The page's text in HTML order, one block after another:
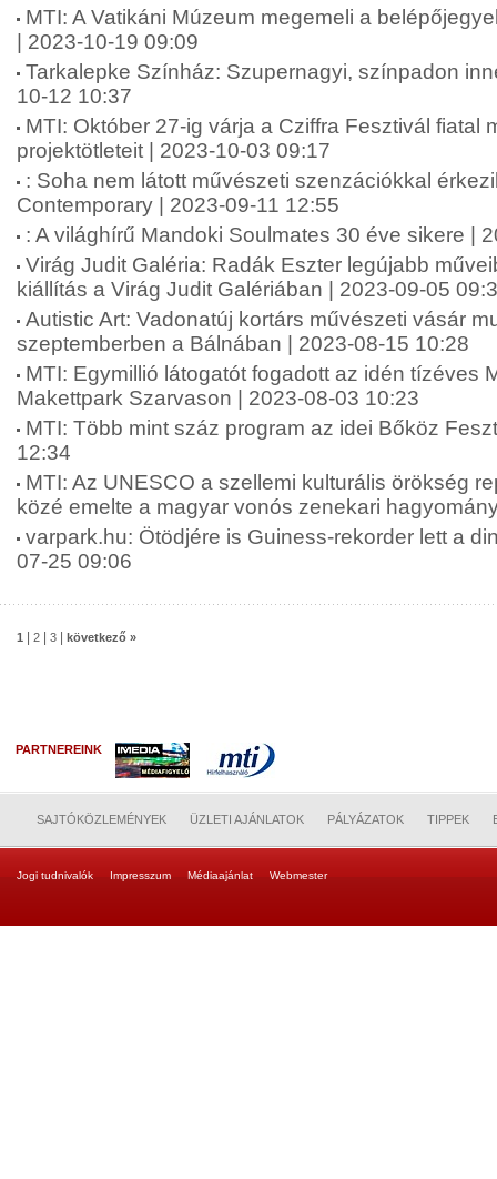
MTI: A Vatikáni Múzeum megemeli a
| 2023-10-19 09:09
Tarkalepke Színház: Szupernagyi, színpadon
10-12 10:37
MTI: Október 27-ig várja a Cziffra Fesztivál fiatal
projektötleteit | 2023-10-03 09:17
: Soha nem látott művészeti szenzációkkal
Contemporary | 2023-09-11 12:55
: A világhírű Mandoki Soulmates 30 éve sikere |
Virág Judit Galéria: Radák Eszter legújabb
kiállítás a Virág Judit Galériában | 2023-09-05
Autistic Art: Vadonatúj kortárs művészeti vásár
szeptemberben a Bálnában | 2023-08-15 10:28
MTI: Egymillió látogatót fogadott az idén tízéves
Makettpark Szarvason | 2023-08-03 10:23
MTI: Több mint száz program az idei Bőköz
12:34
MTI: Az UNESCO a szellemi kulturális örökség
közé emelte a magyar vonós zenekari
varpark.hu: Ötödjére is Guiness-rekorder lett a
07-25 09:06
1 2 3 következő »
PARTNEREINK
SAJTÓKÖZLEMÉNYEK ÜZLETI AJÁNLATOK PÁLYÁZATOK TIPPEK
Jogi tudnivalók Impresszum Médiaajánlat Webmester